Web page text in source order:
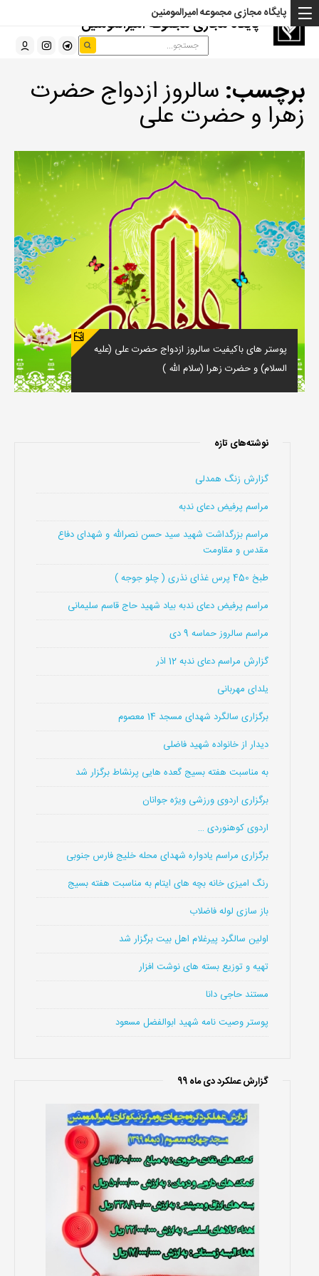
پایگاه مجازی مجموعه امیرالمومنین
پایگاه مجازی مجموعه امیرالمومنین
برچسب: سالروز ازدواج حضرت
زهرا و حضرت علی
پوستر های باکیفیت سالروز ازدواج حضرت علی (علیه
السلام) و حضرت زهرا (سلام الله )
نوشته‌های تازه
گزارش زنگ همدلی
مراسم پرفیض دعای ندبه
مراسم بزرگداشت شهید سید حسن نصرالله و شهدای دفاع
مقدس و مقاومت
طبخ 450 پرس غذای نذری ( چلو جوجه )
مراسم پرفیض دعای ندبه بیاد شهید حاج قاسم سلیمانی
مراسم سالروز حماسه 9 دی
گزارش مراسم دعای ندبه 12 اذر
یلدای مهربانی
برگزاری سالگرد شهدای مسجد 14 معصوم
دیدار از خانواده شهید فاضلی
به مناسبت هفته بسیج گعده هایی پرنشاط برگزار شد
برگزاری اردوی ورزشی ویژه جوانان
اردوی کوهنوردی …
برگزاری مراسم یادواره شهدای محله خلیج فارس جنوبی
رنگ امیزی خانه بچه های ایتام به مناسبت هفته بسیج
باز سازی لوله فاضلاب
اولین سالگرد پیرغلام اهل بیت برگزار شد
تهیه و توزیع بسته های نوشت افزار
مستند حاجی دانا
پوستر وصیت نامه شهید ابوالفضل مسعود
گزارش عملکرد دی ماه 99